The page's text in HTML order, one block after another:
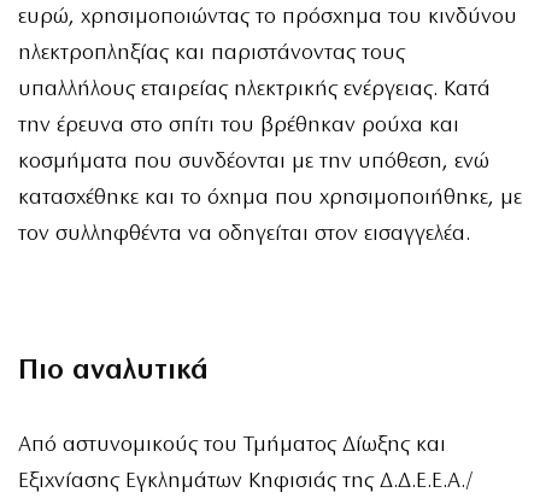
ευρώ, χρησιμοποιώντας το πρόσχημα του κινδύνου
ηλεκτροπληξίας και παριστάνοντας τους
υπαλλήλους εταιρείας ηλεκτρικής ενέργειας. Κατά
την έρευνα στο σπίτι του βρέθηκαν ρούχα και
κοσμήματα που συνδέονται με την υπόθεση, ενώ
κατασχέθηκε και το όχημα που χρησιμοποιήθηκε, με
τον συλληφθέντα να οδηγείται στον εισαγγελέα.
Πιο αναλυτικά
Από αστυνομικούς του Τμήματος Δίωξης και
Εξιχνίασης Εγκλημάτων Κηφισιάς της Δ.Δ.Ε.Ε.Α./